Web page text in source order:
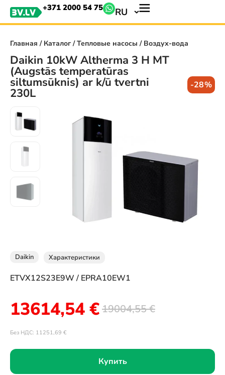
+371 2000 54 75 RU
Главная / Каталог/Тепловые насосы / Воздух-вода
Daikin 10kW Altherma 3 H MT
(Augstās temperatūras
siltumsūknis) ar k/ū tvertni
230L
-28%
Daikin Характеристики
ETVX12S23E9W / EPRA10EW1
19004,55€
13614,54€
Без НДС: 11251,69 €
Купить